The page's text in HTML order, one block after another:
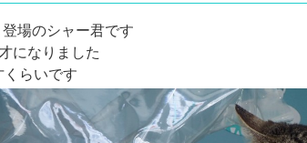
場のシャー君です
になりました
くらいです